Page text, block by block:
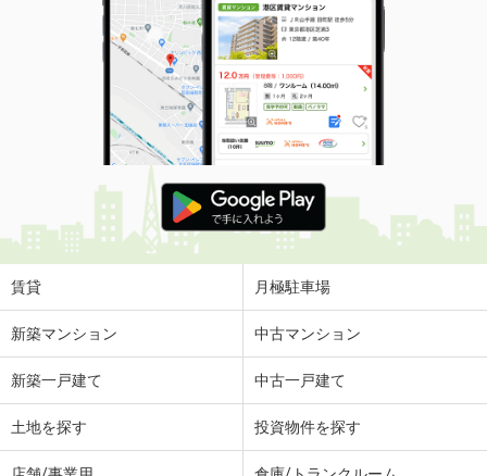
賃貸 月極駐車場
新築マンション 中古マンション
新築一戸建て 中古一戸建て
土地を探す 投資物件を探す